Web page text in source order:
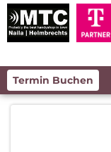
Termin Buchen